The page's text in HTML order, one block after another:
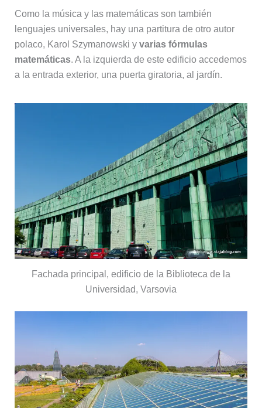
Como la música y las matemáticas son también
lenguajes universales, hay una partitura de otro autor
polaco, Karol Szymanowski y varias fórmulas
matemáticas. A la izquierda de este edificio accedemos
a la entrada exterior, una puerta giratoria, al jardín.
Fachada principal, edificio de la Biblioteca de la
Universidad, Varsovia